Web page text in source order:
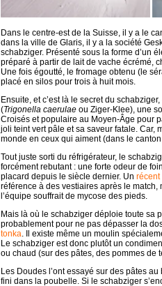
Dans le centre-est de la Suisse, il y a le
dans la ville de Glaris, il y a la société
schabziger. Présenté sous la forme d’un
préparé à partir de lait de vache écrémé,
Une fois égoutté, le fromage obtenu (le
placé en silos pour trois à huit mois.
Ensuite, et c’est là le secret du
(Trigonella caerulae ou Ziger-Klee), une
Croisés et populaire au Moyen-Âge pour
joli teint vert pâle et sa saveur fatale. Car,
monde en ceux qui aiment (dans le
Tout juste sorti du réfrigérateur, le
forcément rebutant : une forte odeur de
placard depuis le siècle dernier. Un récent
référence à des vestiaires après le
l’équipe souffrait de mycose des pieds.
Mais là où le schabziger déploie toute sa
probablement pour ne pas dépasser la
tonka. Il existe même un moulin
Le schabziger est donc plutôt un
ou chaud (sur des pâtes, des pommes de
Les Doudes l’ont essayé sur des pâtes
fini dans la poubelle. Si le schabziger